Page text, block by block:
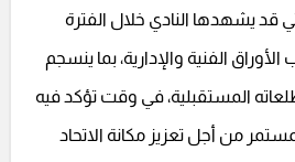
قد يشهدها النادي خلال الفترة
الفنية والإدارية، بما ينسجم
المستقبلية، في وقت تؤكد فيه
من أجل تعزيز مكانة الاتحاد